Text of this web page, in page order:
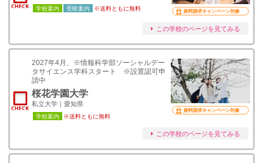
学校案内 受験案内 ※送料ともに無料 資料請求キャンペーン対象
この学校のページを見てみる
2027年4月、※情報科学部ソーシャルデー
タサイエンス学科スタート ※設置認可申
請中
桜花学園大学
私立大学｜愛知県
学校案内 ※送料ともに無料
資料請求キャンペーン対象
この学校のページを見てみる